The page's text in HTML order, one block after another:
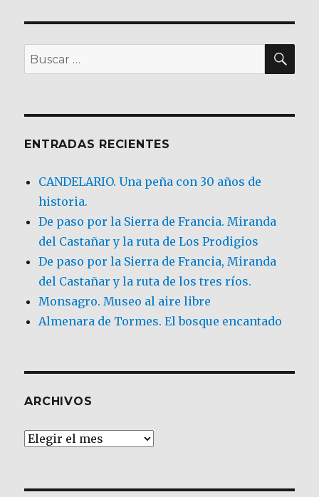
Buscar
por:
ENTRADAS RECIENTES
CANDELARIO. Una peña con 30 años de
historia.
De paso por la Sierra de Francia. Miranda
del Castañar y la ruta de Los Prodigios
De paso por la Sierra de Francia, Miranda
del Castañar y la ruta de los tres ríos.
Monsagro. Museo al aire libre
Almenara de Tormes. El bosque encantado
ARCHIVOS
Archivos